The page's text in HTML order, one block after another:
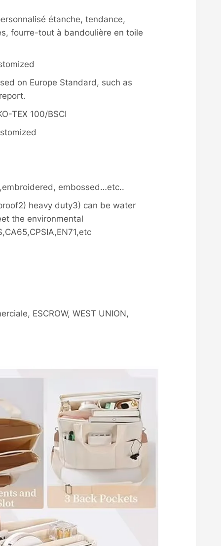
étanche, tendance,
fourre-tout à bandoulière en toile
on Europe Standard, such as
TEX 100/BSCI
embossed…etc..
heavy duty3) can be water
the environmental
ESCROW, WEST UNION,